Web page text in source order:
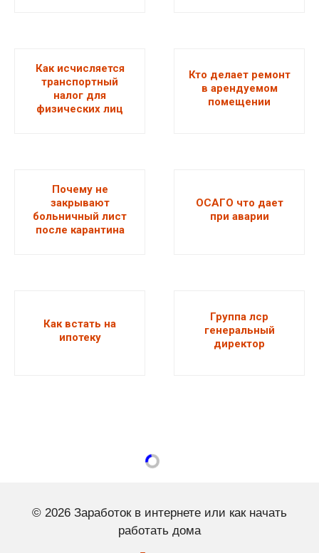
Как исчисляется
транспортный
налог для
физических лиц
Кто делает ремонт
в арендуемом
помещении
Почему не
закрывают
больничный лист
после карантина
ОСАГО что дает
при аварии
Как встать на
ипотеку
Группа лср
генеральный
директор
© 2026 Заработок в интернете или как начать
работать дома